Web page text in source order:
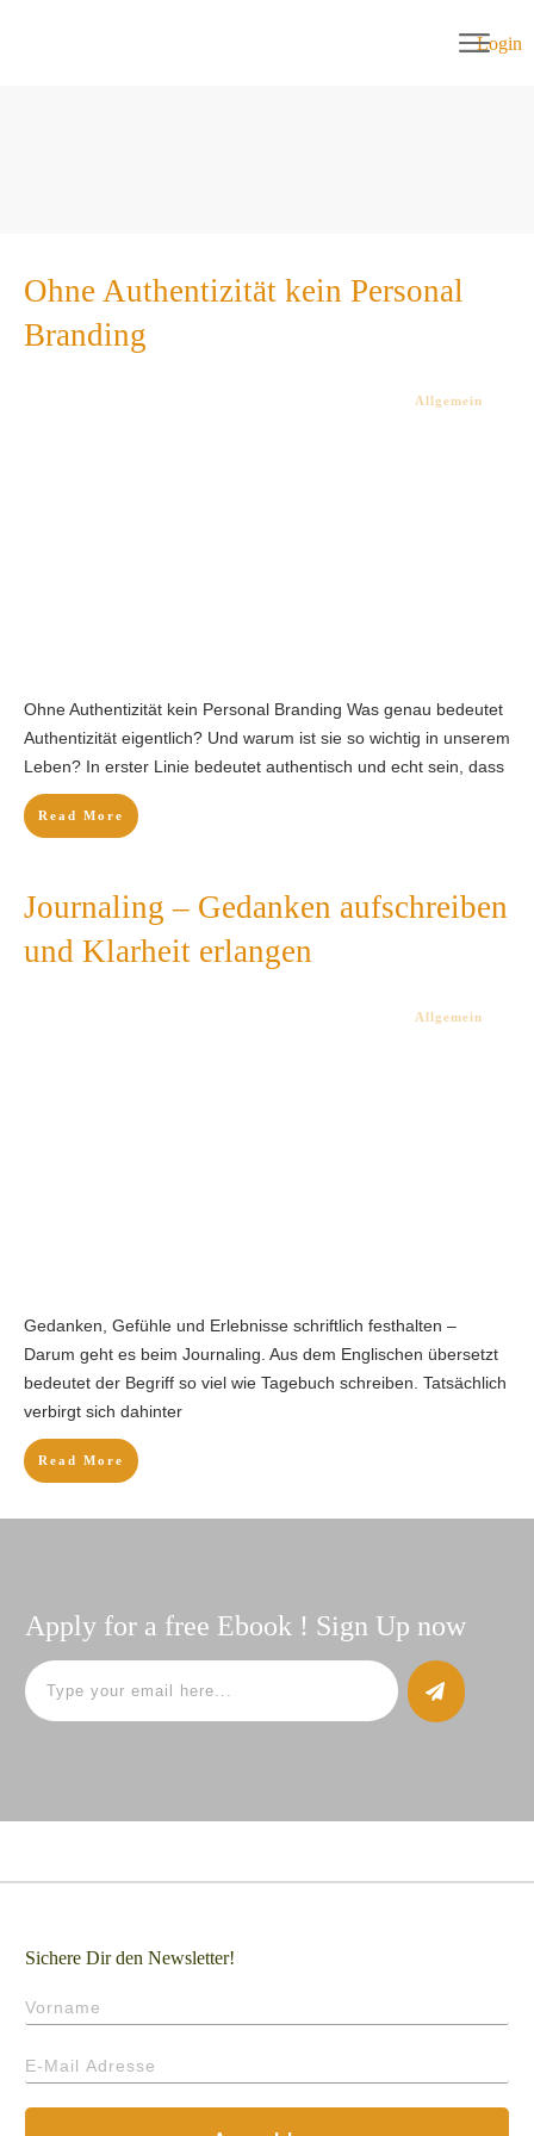
Login
Ohne Authentizität kein Personal
Branding
Allgemein
Ohne Authentizität kein Personal Branding Was genau bedeutet
Authentizität eigentlich? Und warum ist sie so wichtig in unserem
Leben? In erster Linie bedeutet authentisch und echt sein, dass
Read More
Journaling – Gedanken aufschreiben
und Klarheit erlangen
Allgemein
Gedanken, Gefühle und Erlebnisse schriftlich festhalten –
Darum geht es beim Journaling. Aus dem Englischen übersetzt
bedeutet der Begriff so viel wie Tagebuch schreiben. Tatsächlich
verbirgt sich dahinter
Read More
Apply for a free Ebook ! Sign Up now
Sichere Dir den Newsletter!